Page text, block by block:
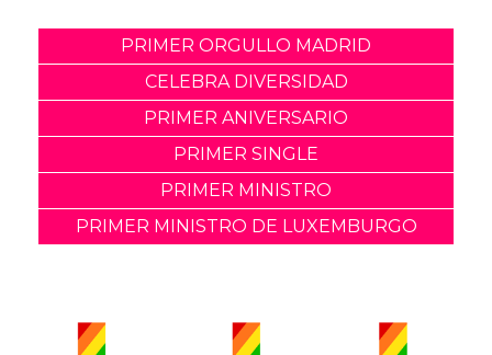
PRIMER ORGULLO MADRID
CELEBRA DIVERSIDAD
PRIMER ANIVERSARIO
PRIMER SINGLE
PRIMER MINISTRO
PRIMER MINISTRO DE LUXEMBURGO